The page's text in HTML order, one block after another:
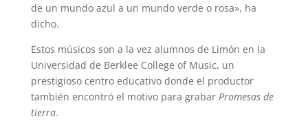
de un mundo azul a un mundo verde o rosa», ha
dicho.
Estos músicos son a la vez alumnos de Limón en la
Universidad de Berklee College of Music, un
prestigioso centro educativo donde el productor
también encontró el motivo para grabar Promesas de
tierra.